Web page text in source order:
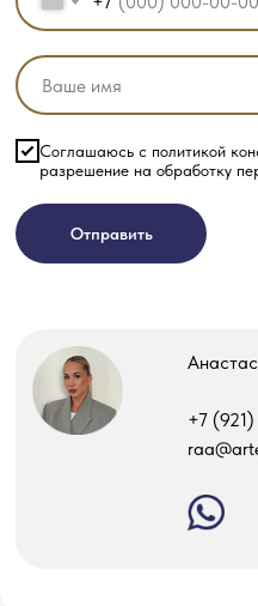
Соглашаюсь с политикой
разрешение на обработку
Отправить
‎+7